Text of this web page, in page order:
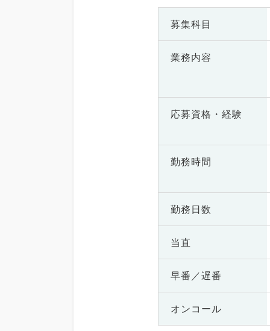
募集科目
業務内容
応募資格・ 経験
勤務時間
勤務日数
当直
早番／遅番
オンコール